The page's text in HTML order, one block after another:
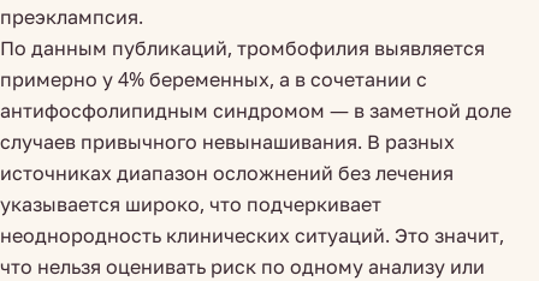
преэклампсия.
По данным публикаций, тромбофилия выявляется
примерно у 4% беременных, а в сочетании с
антифосфолипидным синдромом — в заметной доле
случаев привычного невынашивания. В разных
источниках диапазон осложнений без лечения
указывается широко, что подчеркивает
неоднородность клинических ситуаций. Это значит,
что нельзя оценивать риск по одному анализу или